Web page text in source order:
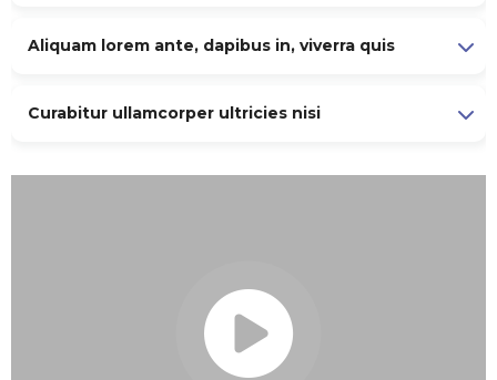
Aliquam lorem ante, dapibus in, viverra quis
Curabitur ullamcorper ultricies nisi